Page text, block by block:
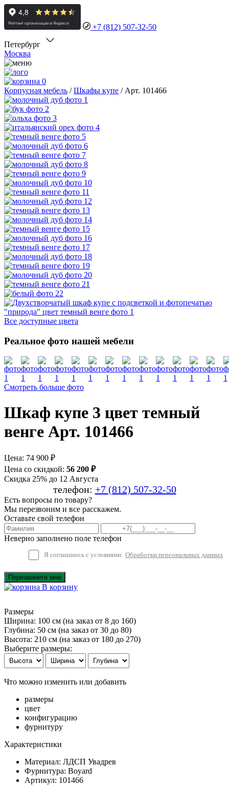
+7 (812) 507-32-50
Петербург
Москва
0
Корпусная мебель /Шкафы купе / Арт. 101466
Все доступные цвета
Реальное фото нашей мебели
Смотреть больше фото
Шкаф купе 3 цвет темный
венге Арт. 101466
Цена: 74 900 ₽
Цена со скидкой: 56 200 ₽
Скидка 25% до 12 Августа
телефон: +7 (812) 507-32-50
Есть вопросы по товару?
Мы перезвоним и все расскажем.
Оставьте свой телефон
Неверно заполнено поле телефон
Я соглашаюсь с условиями: Обработки персональных данных
Перезвоните мне
В корзину
Размеры
Ширина: 100 см (на заказ от 8 до 160)
Глубина: 50 см (на заказ от 30 до 80)
Высота: 210 см (на заказ от 180 до 270)
Выберите размеры:
Что можно изменить или добавить
размеры
цвет
конфигурацию
фурнитуру
Характеристики
Материал: ЛДСП Увадрев
Фурнитура: Boyard
Артикул: 101466